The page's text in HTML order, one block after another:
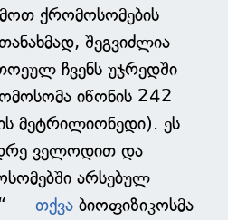
ქრომოსომების
შეგვიძლია
ჩვენს უჯრედში
იწონის 242
მეტრილიონედი). ეს
ველოდით და
არსებულ
­— თქვა ბიოფიზიკოსმა